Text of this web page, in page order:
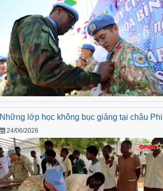
Những lớp học không bục giảng tại châu Phi
24/06/2026